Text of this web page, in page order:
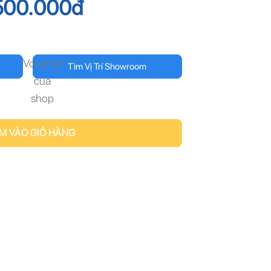
đ
Tìm Vị Trí Showroom
Voucher
của
shop
VÀO GIỎ HÀNG